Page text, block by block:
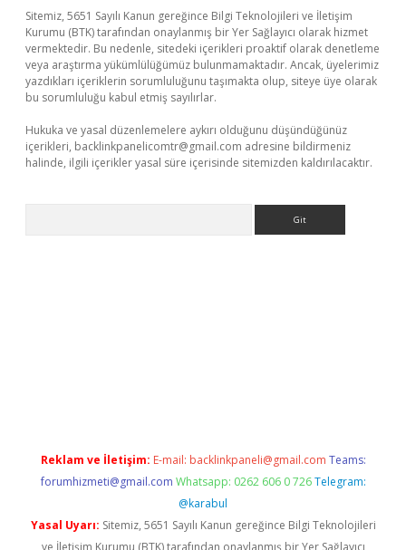
Sitemiz, 5651 Sayılı Kanun gereğince Bilgi Teknolojileri ve İletişim
Kurumu (BTK) tarafından onaylanmış bir Yer Sağlayıcı olarak hizmet
vermektedir. Bu nedenle, sitedeki içerikleri proaktif olarak denetleme
veya araştırma yükümlülüğümüz bulunmamaktadır. Ancak, üyelerimiz
yazdıkları içeriklerin sorumluluğunu taşımakta olup, siteye üye olarak
bu sorumluluğu kabul etmiş sayılırlar.
Hukuka ve yasal düzenlemelere aykırı olduğunu düşündüğünüz
içerikleri, backlinkpanelicomtr@gmail.com adresine bildirmeniz
halinde, ilgili içerikler yasal süre içerisinde sitemizden kaldırılacaktır.
Reklam ve İletişim: E-mail: backlinkpaneli@gmail.com Teams:
forumhizmeti@gmail.com Whatsapp: 0262 606 0 726 Telegram:
@karabul
Yasal Uyarı: Sitemiz, 5651 Sayılı Kanun gereğince Bilgi Teknolojileri
ve İletişim Kurumu (BTK) tarafından onaylanmış bir Yer Sağlayıcı